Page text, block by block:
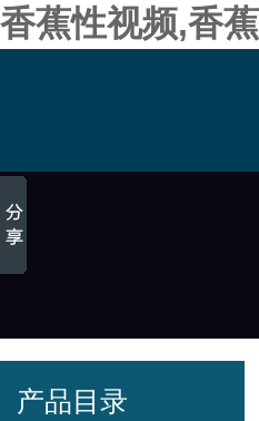
香蕉性视频,香
产品目录